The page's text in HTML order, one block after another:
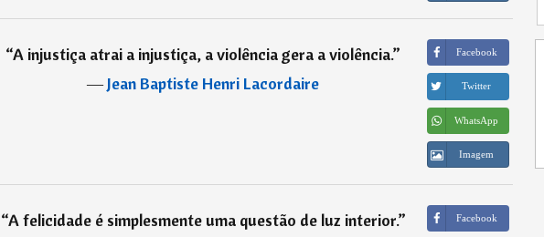
“A injustiça atrai a injustiça, a violência gera a violência.”
―Jean Baptiste Henri Lacordaire
Facebook
Twitter
WhatsApp
Imagem
“A felicidade é simplesmente uma questão de luz interior.”
Facebook